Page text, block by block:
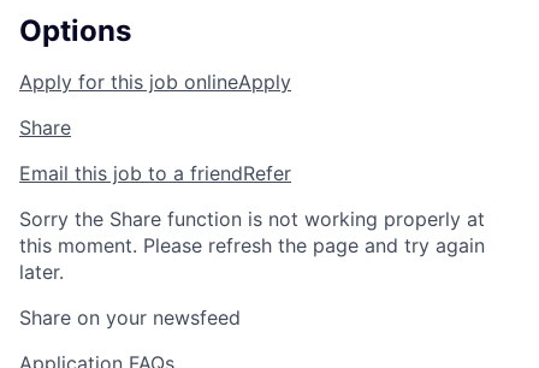
Options
Apply for this job onlineApply
Share
Email this job to a friendRefer
Sorry the Share function is not working properly at
this moment. Please refresh the page and try again
later.
Share on your newsfeed